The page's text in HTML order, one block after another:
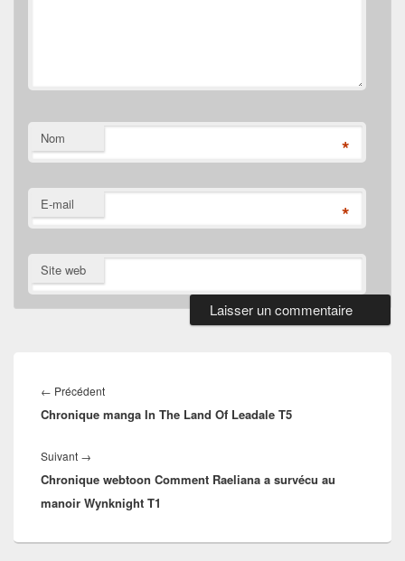
Nom *
E-mail *
Site web
de
l’article
← PrécédentArticle
précédent :
Chronique manga In The Land Of Leadale T5
Suivant →
suivant :
Chronique webtoon Comment Raeliana a survécu au
manoir Wynknight T1